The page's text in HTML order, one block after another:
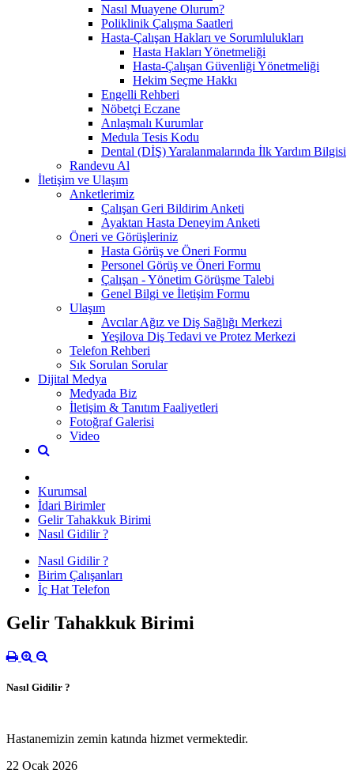
Nasıl Muayene Olurum?
Poliklinik Çalışma Saatleri
Hasta-Çalışan Hakları ve Sorumlulukları
Hasta Hakları Yönetmeliği
Hasta-Çalışan Güvenliği Yönetmeliği
Hekim Seçme Hakkı
Engelli Rehberi
Nöbetçi Eczane
Anlaşmalı Kurumlar
Medula Tesis Kodu
Dental (DİŞ) Yaralanmalarında İlk Yardım Bilgisi
Randevu Al
İletişim ve Ulaşım
Anketlerimiz
Çalışan Geri Bildirim Anketi
Ayaktan Hasta Deneyim Anketi
Öneri ve Görüşleriniz
Hasta Görüş ve Öneri Formu
Personel Görüş ve Öneri Formu
Çalışan - Yönetim Görüşme Talebi
Genel Bilgi ve İletişim Formu
Ulaşım
Avcılar Ağız ve Diş Sağlığı Merkezi
Yeşilova Diş Tedavi ve Protez Merkezi
Telefon Rehberi
Sık Sorulan Sorular
Dijital Medya
Medyada Biz
İletişim & Tanıtım Faaliyetleri
Fotoğraf Galerisi
Video
Kurumsal
İdari Birimler
Gelir Tahakkuk Birimi
Nasıl Gidilir ?
Nasıl Gidilir ?
Birim Çalışanları
İç Hat Telefon
Gelir Tahakkuk Birimi
Nasıl Gidilir ?
Hastanemizin zemin katında hizmet vermektedir.
22 Ocak 2026